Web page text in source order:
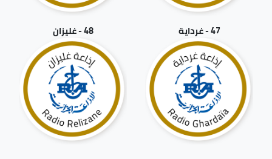
47 - غرداية 48 - غليزان